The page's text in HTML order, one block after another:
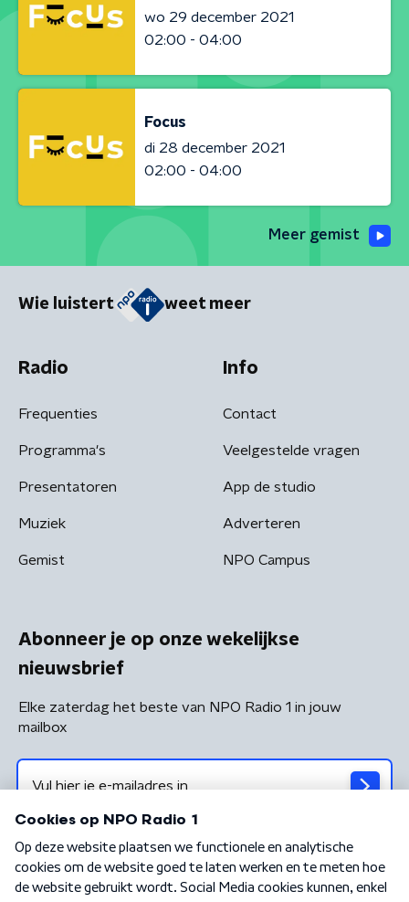
wo 29 december 2021
02:00 - 04:00
Focus
di 28 december 2021
02:00 - 04:00
Meer gemist
Wie luistert weet meer
Radio
Frequenties
Programma's
Presentatoren
Muziek
Gemist
Info
Contact
Veelgestelde vragen
App de studio
Adverteren
NPO Campus
Abonneer je op onze wekelijkse
nieuwsbrief
Elke zaterdag het beste van NPO Radio 1 in jouw
mailbox
Algemene voorwaarden